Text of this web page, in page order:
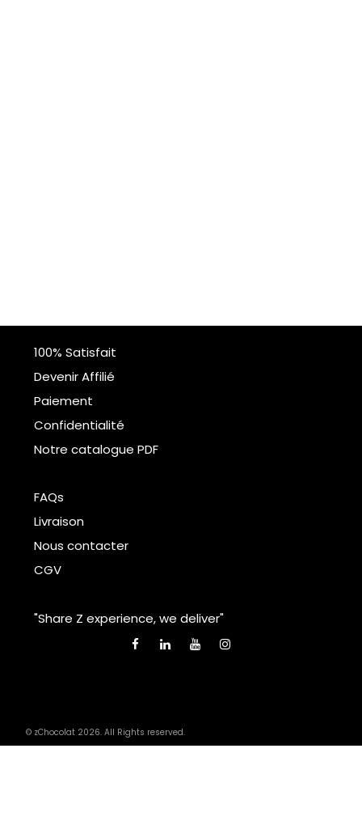
100% Satisfait
Devenir Affilié
Paiement
Confidentialité
Notre catalogue PDF
FAQs
Livraison
Nous contacter
CGV
"Share Z experience, we deliver"
© zChocolat 2026. All Rights reserved.